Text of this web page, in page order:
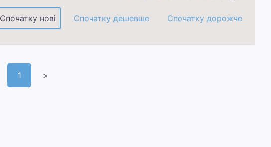
Спочатку нові Спочатку дешевше Спочатку дорожче
1 >